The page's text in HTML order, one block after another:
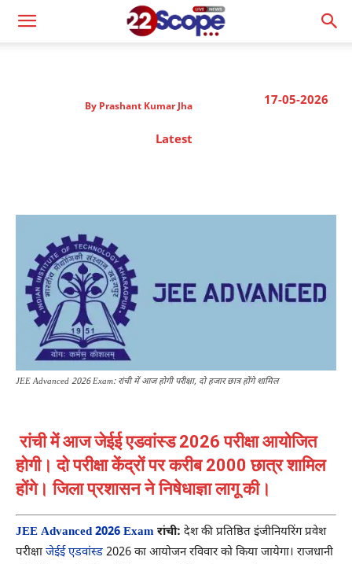
17-05-2026
By Prashant Kumar Jha
Latest
JEE Advanced 2026 Exam: रांची में आज होगी परीक्षा, दो हजार छात्र होंगे शामिल
रांची में आज जेईई एडवांस्ड 2026 परीक्षा आयोजित
होगी। दो परीक्षा केंद्रों पर करीब 2000 छात्र शामिल
होंगे। जिला प्रशासन ने निषेधाज्ञा लागू की।
JEE Advanced 2026 Exam रांची: देश की प्रतिष्ठित इंजीनियरिंग प्रवेश
परीक्षा जेईई एडवांस्ड 2026 का आयोजन रविवार को किया जायेगा। राजधानी